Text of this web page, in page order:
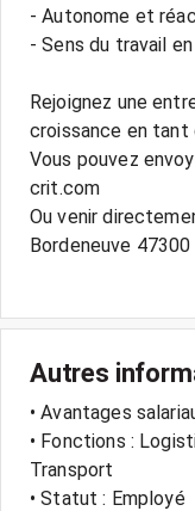
- Autonome et
- Sens du travail
Rejoignez une
croissance en tant
Vous pouvez
crit.com
Ou venir
Bordeneuve
Autres
• Avantages
• Fonctions :
Transport
• Statut : Employé